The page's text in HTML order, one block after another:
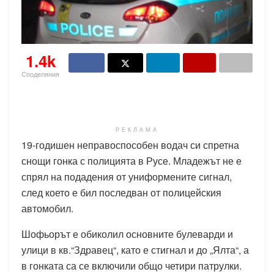
1.4k
Споделяния
РЕКЛАМА
19-годишен неправоспособен водач си спретна
снощи гонка с полицията в Русе. Младежът не е
спрял на подадения от униформените сигнал,
след което е бил последван от полицейския
автомобил.
Шофьорът е обиколил основните булеварди и
улици в кв.“Здравец“, като е стигнал и до „Ялта“, а
в гонката са се включили общо четири патрулки.